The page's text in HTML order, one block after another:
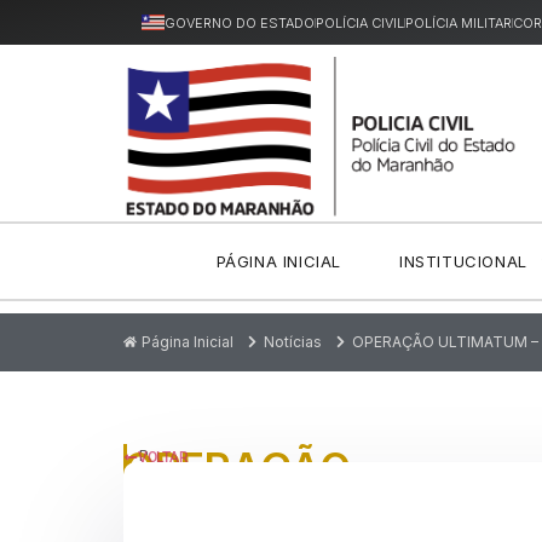
GOVERNO DO ESTADOPOLÍCIA CIVILPOLÍCIA MILITAR
PÁGINA INICIAL INSTITUCIONAL
Página Inicial Notícias OPERAÇÃO ULTIMATUM
P
OPERAÇÃO
VOLTAR